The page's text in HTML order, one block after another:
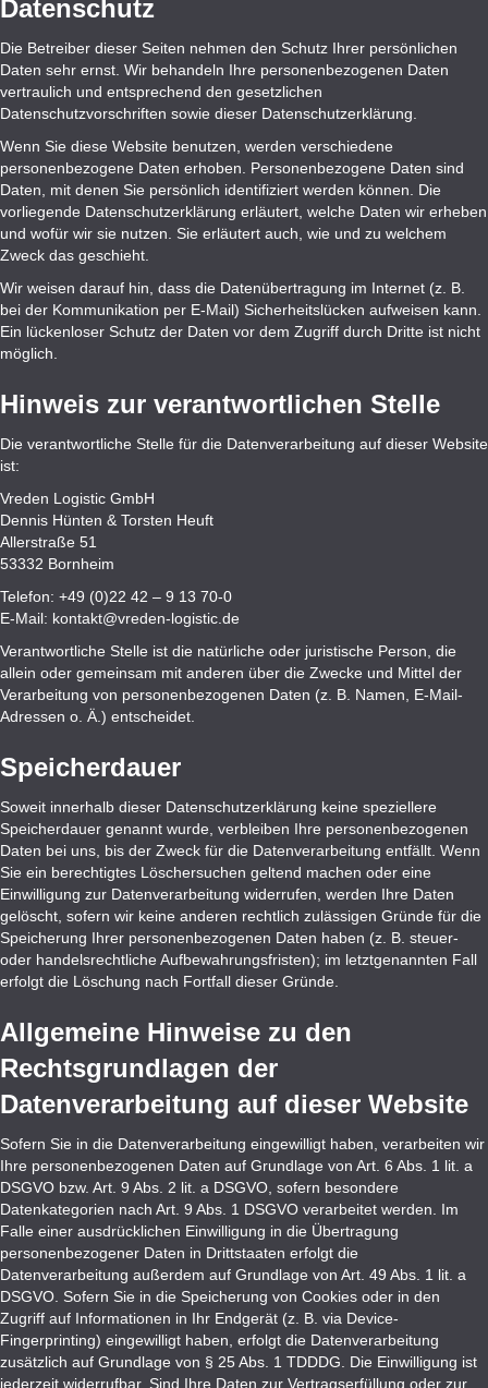
Datenschutz
Die Betreiber dieser Seiten nehmen den Schutz Ihrer persönlichen
Daten sehr ernst. Wir behandeln Ihre personenbezogenen Daten
vertraulich und entsprechend den gesetzlichen
Datenschutzvorschriften sowie dieser Datenschutzerklärung.
Wenn Sie diese Website benutzen, werden verschiedene
personenbezogene Daten erhoben. Personenbezogene Daten sind
Daten, mit denen Sie persönlich identifiziert werden können. Die
vorliegende Datenschutzerklärung erläutert, welche Daten wir erheben
und wofür wir sie nutzen. Sie erläutert auch, wie und zu welchem
Zweck das geschieht.
Wir weisen darauf hin, dass die Datenübertragung im Internet (z. B.
bei der Kommunikation per E-Mail) Sicherheitslücken aufweisen kann.
Ein lückenloser Schutz der Daten vor dem Zugriff durch Dritte ist nicht
möglich.
Hinweis zur verantwortlichen Stelle
Die verantwortliche Stelle für die Datenverarbeitung auf dieser Website
ist:
Vreden Logistic GmbH
Dennis Hünten & Torsten Heuft
Allerstraße 51
53332 Bornheim
Telefon: +49 (0)22 42 – 9 13 70-0
E-Mail: kontakt@vreden-logistic.de
Verantwortliche Stelle ist die natürliche oder juristische Person, die
allein oder gemeinsam mit anderen über die Zwecke und Mittel der
Verarbeitung von personenbezogenen Daten (z. B. Namen, E-Mail-
Adressen o. Ä.) entscheidet.
Speicherdauer
Soweit innerhalb dieser Datenschutzerklärung keine speziellere
Speicherdauer genannt wurde, verbleiben Ihre personenbezogenen
Daten bei uns, bis der Zweck für die Datenverarbeitung entfällt. Wenn
Sie ein berechtigtes Löschersuchen geltend machen oder eine
Einwilligung zur Datenverarbeitung widerrufen, werden Ihre Daten
gelöscht, sofern wir keine anderen rechtlich zulässigen Gründe für die
Speicherung Ihrer personenbezogenen Daten haben (z. B. steuer-
oder handelsrechtliche Aufbewahrungsfristen); im letztgenannten Fall
erfolgt die Löschung nach Fortfall dieser Gründe.
Allgemeine Hinweise zu den
Rechtsgrundlagen der
Datenverarbeitung auf dieser Website
Sofern Sie in die Datenverarbeitung eingewilligt haben, verarbeiten wir
Ihre personenbezogenen Daten auf Grundlage von Art. 6 Abs. 1 lit. a
DSGVO bzw. Art. 9 Abs. 2 lit. a DSGVO, sofern besondere
Datenkategorien nach Art. 9 Abs. 1 DSGVO verarbeitet werden. Im
Falle einer ausdrücklichen Einwilligung in die Übertragung
personenbezogener Daten in Drittstaaten erfolgt die
Datenverarbeitung außerdem auf Grundlage von Art. 49 Abs. 1 lit. a
DSGVO. Sofern Sie in die Speicherung von Cookies oder in den
Zugriff auf Informationen in Ihr Endgerät (z. B. via Device-
Fingerprinting) eingewilligt haben, erfolgt die Datenverarbeitung
zusätzlich auf Grundlage von § 25 Abs. 1 TDDDG. Die Einwilligung ist
jederzeit widerrufbar. Sind Ihre Daten zur Vertragserfüllung oder zur